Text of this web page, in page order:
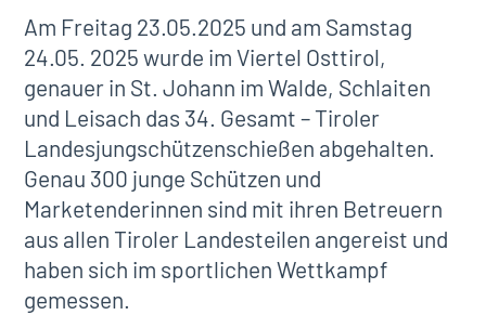
Am Freitag 23.05.2025 und am Samstag
24.05. 2025 wurde im Viertel Osttirol,
genauer in St. Johann im Walde, Schlaiten
und Leisach das 34. Gesamt – Tiroler
Landesjungschützenschießen abgehalten.
Genau 300 junge Schützen und
Marketenderinnen sind mit ihren Betreuern
aus allen Tiroler Landesteilen angereist und
haben sich im sportlichen Wettkampf
gemessen.